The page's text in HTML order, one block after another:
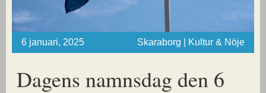
6 januari, 2025 Skaraborg | Kultur & Nöje
Dagens namnsdag den 6